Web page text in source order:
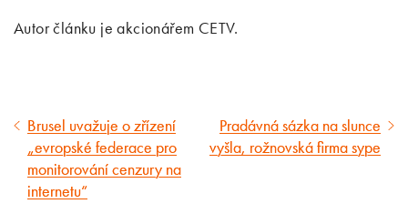
Autor článku je akcionářem CETV.
Předcházející
článek
Brusel uvažuje o zřízení
„evropské federace pro
monitorování cenzury na
internetu“
Následující
článek
Pradávná sázka na slunce
vyšla, rožnovská firma sype